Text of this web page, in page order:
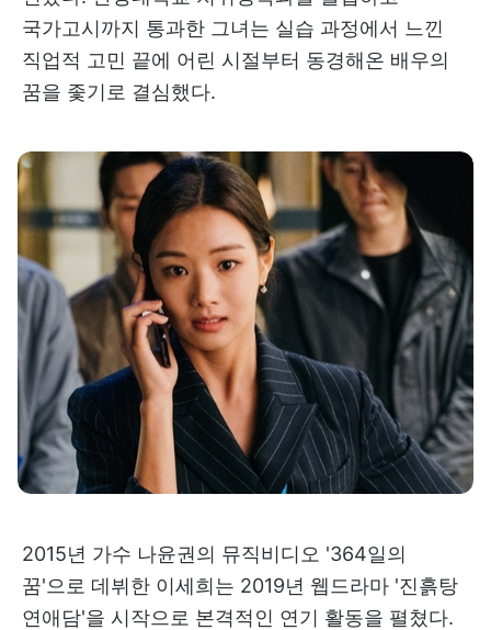
국가고시까지 통과한 그녀는 실습 과정에서 느낀
직업적 고민 끝에 어린 시절부터 동경해온 배우의
꿈을 좇기로 결심했다.
2015년 가수 나윤권의 뮤직비디오 '364일의
꿈'으로 데뷔한 이세희는 2019년 웹드라마 '진흙탕
연애담'을 시작으로 본격적인 연기 활동을 펼쳤다.